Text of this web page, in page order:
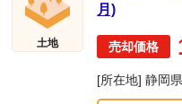
土地
月)
[所在地] 静岡